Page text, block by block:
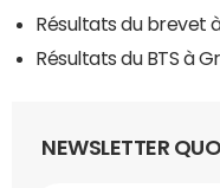
Résultats du brevet
Résultats du BTS à
NEWSLETTER